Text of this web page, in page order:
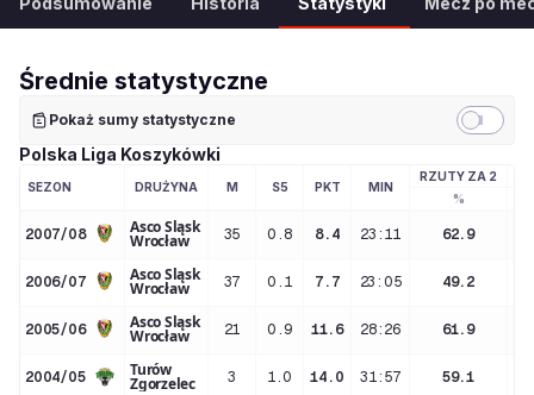
Średnie statystyczne
Pokaż sumy statystyczne
Polska Liga Koszykówki
SEZON DRUŻYNA M S5 PKT MIN
RZUTY ZA 2
%
2007/08 Asco Śląsk
Wrocław 35 0.8 8.4 23:11 62.9
2006/07 Asco Śląsk
Wrocław 37 0.1 7.7 23:05 49.2
2005/06 Asco Śląsk
Wrocław 21 0.9 11.6 28:26 61.9
2004/05 Turów
Zgorzelec 3 1.0 14.0 31:57 59.1